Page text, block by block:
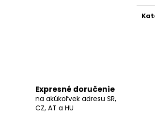
Expresné doručenie
na akúkoľvek adresu SR,
CZ, AT a HU